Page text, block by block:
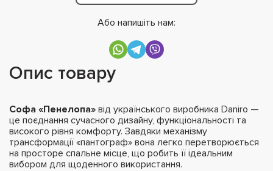
Або напишіть нам:
Опис товару
Софа «Пенелопа» від українського виробника Daniro —
це поєднання сучасного дизайну, функціональності та
високого рівня комфорту. Завдяки механізму
трансформації «пантограф» вона легко перетворюється
на просторе спальне місце, що робить її ідеальним
вибором для щоденного використання.